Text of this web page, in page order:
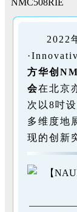
2022
方华创
会在北京
次以8吋
多维度地
现的创新